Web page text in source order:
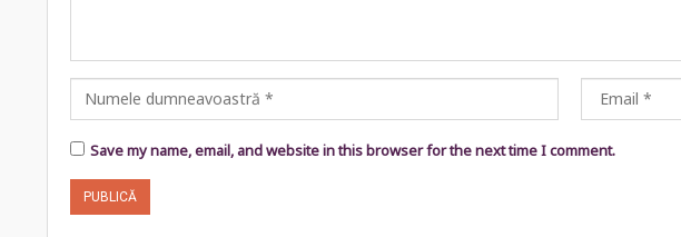
Save my name, email, and website in this browser for the next time I comment.